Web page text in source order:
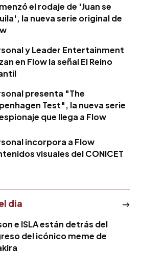
el rodaje de 'Juan se
la nueva serie original de
y Leader Entertainment
en Flow la señal El Reino
presenta "The
Test", la nueva serie
que llega a Flow
incorpora a Flow
visuales del CONICET
dia
e ISLA están detrás del
del icónico meme de